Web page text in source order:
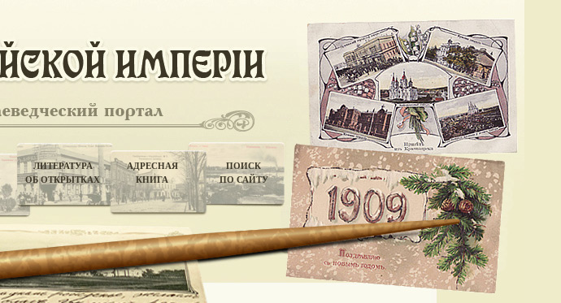
ЛИТЕРАТУРА
ОБ ОТКРЫТКАХ
АДРЕСНАЯ
КНИГА
ПОИСК
ПО САЙТУ